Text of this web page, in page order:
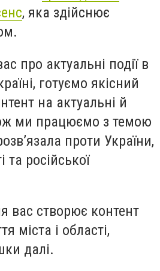
, яка здійснює
про актуальні події в
готуємо якісний
на актуальні й
ми працюємо з темою
проти України,
та російської
вас створює контент
міста і області,
далі.